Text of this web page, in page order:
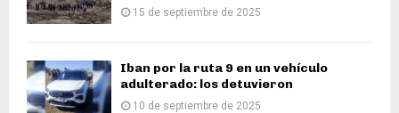
15 de septiembre de 2025
Iban por la ruta 9 en un vehículo
adulterado: los detuvieron
10 de septiembre de 2025